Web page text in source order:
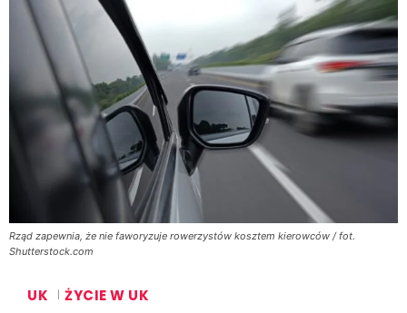
Rząd zapewnia, że nie faworyzuje rowerzystów kosztem kierowców / fot.
Shutterstock.com
UK ŻYCIE W UK